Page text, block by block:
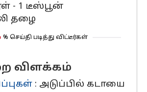
- 1 டீஸ்பூன்
தழை
% செய்தி படித்து விட்டீர்கள்
விளக்கம்
: அடுப்பில் கடாயை